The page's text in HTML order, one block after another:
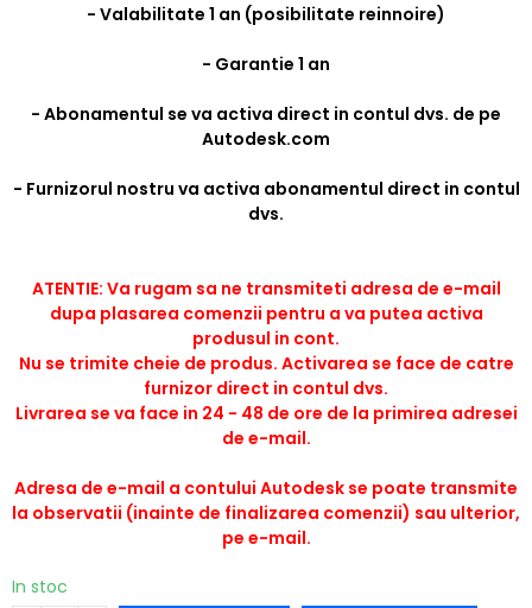
- Valabilitate 1 an (posibilitate reinnoire)
- Garantie 1 an
- Abonamentul se va activa direct in contul dvs. de pe
Autodesk.com
- Furnizorul nostru va activa abonamentul direct in contul
dvs.
ATENTIE: Va rugam sa ne transmiteti adresa de e-mail
dupa plasarea comenzii pentru a va putea activa
produsul in cont.
Nu se trimite cheie de produs. Activarea se face de catre
furnizor direct in contul dvs.
Livrarea se va face in 24 - 48 de ore de la primirea adresei
de e-mail.
Adresa de e-mail a contului Autodesk se poate transmite
la observatii (inainte de finalizarea comenzii) sau ulterior,
pe e-mail.
In stoc